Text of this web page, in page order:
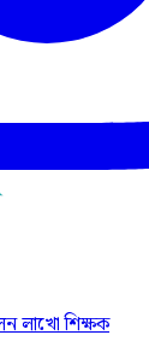
লাখো শিক্ষক